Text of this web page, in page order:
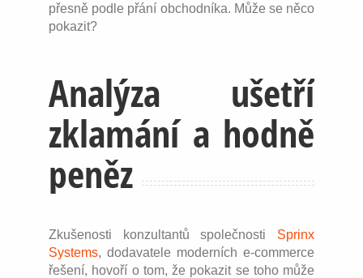
přesně podle přání obchodníka. Může se něco
pokazit?
Analýza ušetří
zklamání a hodně
peněz
Zkušenosti konzultantů společnosti Sprinx
Systems, dodavatele moderních e-commerce
řešení, hovoří o tom, že pokazit se toho může